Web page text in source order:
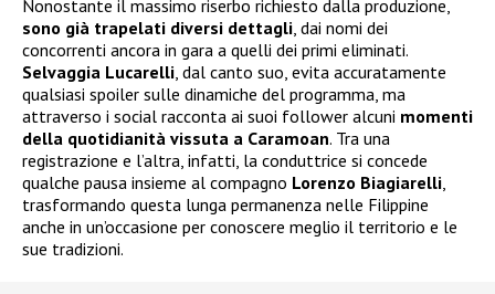
Nonostante il massimo riserbo richiesto dalla produzione,
sono già trapelati diversi dettagli, dai nomi dei
concorrenti ancora in gara a quelli dei primi eliminati.
Selvaggia Lucarelli, dal canto suo, evita accuratamente
qualsiasi spoiler sulle dinamiche del programma, ma
attraverso i social racconta ai suoi follower alcuni momenti
della quotidianità vissuta a Caramoan. Tra una
registrazione e l’altra, infatti, la conduttrice si concede
qualche pausa insieme al compagno Lorenzo Biagiarelli,
trasformando questa lunga permanenza nelle Filippine
anche in un’occasione per conoscere meglio il territorio e le
sue tradizioni.